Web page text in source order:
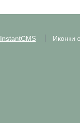
InstantCMS Иконки